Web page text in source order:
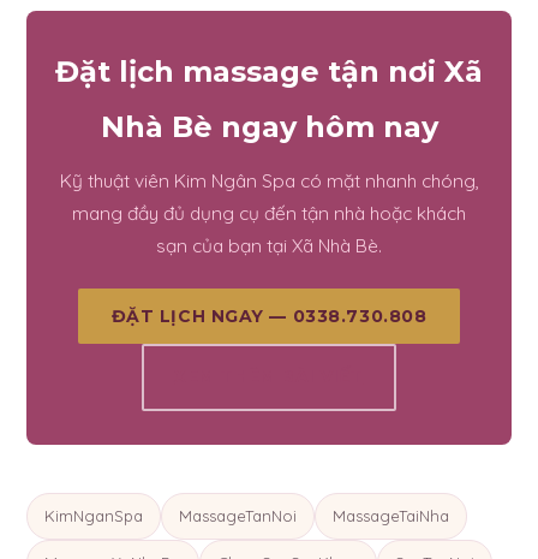
Đặt lịch massage tận nơi Xã
Nhà Bè ngay hôm nay
Kỹ thuật viên Kim Ngân Spa có mặt nhanh chóng,
mang đầy đủ dụng cụ đến tận nhà hoặc khách
sạn của bạn tại Xã Nhà Bè.
ĐẶT LỊCH NGAY — 0338.730.808
KimNganSpa MassageTanNoi MassageTaiNha